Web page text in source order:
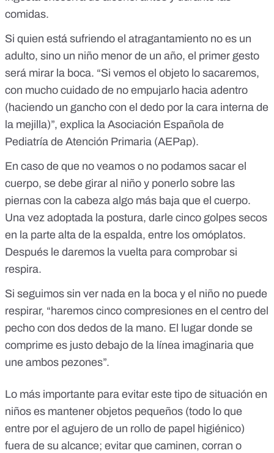
comidas.
Si quien está sufriendo el atragantamiento no es un
adulto, sino un niño menor de un año, el primer gesto
será mirar la boca. “Si vemos el objeto lo sacaremos,
con mucho cuidado de no empujarlo hacia adentro
(haciendo un gancho con el dedo por la cara interna de
la mejilla)”, explica la Asociación Española de
Pediatría de Atención Primaria (AEPap).
En caso de que no veamos o no podamos sacar el
cuerpo, se debe girar al niño y ponerlo sobre las
piernas con la cabeza algo más baja que el cuerpo.
Una vez adoptada la postura, darle cinco golpes secos
en la parte alta de la espalda, entre los omóplatos.
Después le daremos la vuelta para comprobar si
respira.
Si seguimos sin ver nada en la boca y el niño no puede
respirar, “haremos cinco compresiones en el centro del
pecho con dos dedos de la mano. El lugar donde se
comprime es justo debajo de la línea imaginaria que
une ambos pezones”.
Lo más importante para evitar este tipo de situación en
niños es mantener objetos pequeños (todo lo que
entre por el agujero de un rollo de papel higiénico)
fuera de su alcance; evitar que caminen, corran o